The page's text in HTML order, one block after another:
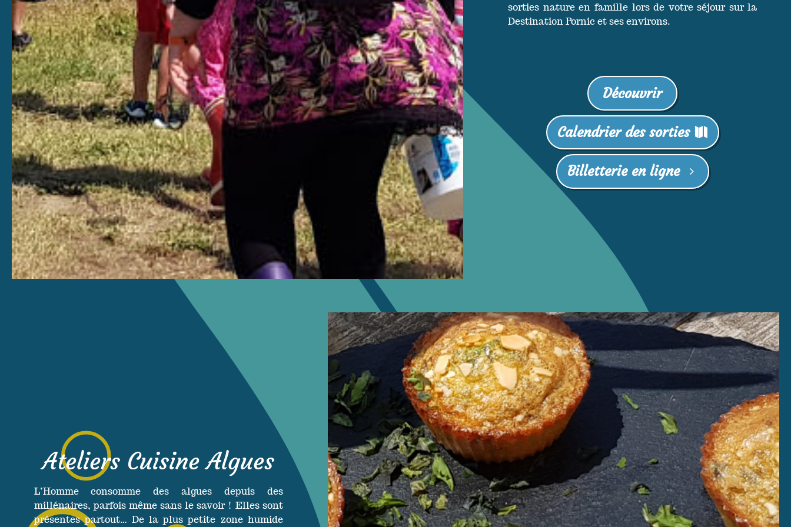
sorties nature en famille lors de votre séjour sur la
Destination Pornic et ses environs.
Découvrir
Calendrier des sorties
Billetterie en ligne
Ateliers Cuisine Algues
L’Homme consomme des algues depuis des
millénaires, parfois même sans le savoir ! Elles sont
présentes partout… De la plus petite zone humide